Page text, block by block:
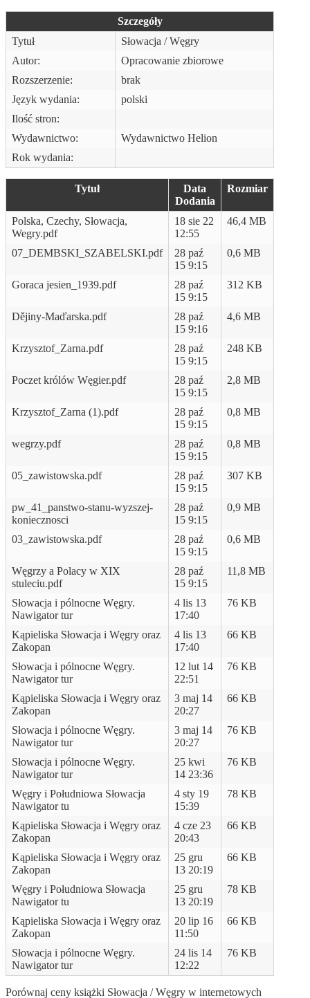
Szczegóły
Tytuł
Słowacja / Węgry
Autor:
Opracowanie zbiorowe
Rozszerzenie:
brak
Język wydania:
polski
Ilość stron:
Wydawnictwo:
Wydawnictwo Helion
Rok wydania:
Tytuł
Data
Dodania
Rozmiar
Polska, Czechy, Słowacja,
Wegry.pdf
18 sie 22
12:55
46,4 MB
07_DEMBSKI_SZABELSKI.pdf
28 paź
15 9:15
0,6 MB
Goraca jesien_1939.pdf
28 paź
15 9:15
312 KB
Dějiny-Maďarska.pdf
28 paź
15 9:16
4,6 MB
Krzysztof_Zarna.pdf
28 paź
15 9:15
248 KB
Poczet królów Węgier.pdf
28 paź
15 9:15
2,8 MB
Krzysztof_Zarna (1).pdf
28 paź
15 9:15
0,8 MB
wegrzy.pdf
28 paź
15 9:15
0,8 MB
05_zawistowska.pdf
28 paź
15 9:15
307 KB
pw_41_panstwo-stanu-wyzszej-
koniecznosci
28 paź
15 9:15
0,9 MB
03_zawistowska.pdf
28 paź
15 9:15
0,6 MB
Węgrzy a Polacy w XIX
stuleciu.pdf
28 paź
15 9:15
11,8 MB
Słowacja i pólnocne Węgry.
Nawigator tur
4 lis 13
17:40
76 KB
Kąpieliska Słowacja i Węgry oraz
Zakopan
4 lis 13
17:40
66 KB
Słowacja i pólnocne Węgry.
Nawigator tur
12 lut 14
22:51
76 KB
Kąpieliska Słowacja i Węgry oraz
Zakopan
3 maj 14
20:27
66 KB
Słowacja i pólnocne Węgry.
Nawigator tur
3 maj 14
20:27
76 KB
Słowacja i pólnocne Węgry.
Nawigator tur
25 kwi
14 23:36
76 KB
Węgry i Południowa Słowacja
Nawigator tu
4 sty 19
15:39
78 KB
Kąpieliska Słowacja i Węgry oraz
Zakopan
4 cze 23
20:43
66 KB
Kąpieliska Słowacja i Węgry oraz
Zakopan
25 gru
13 20:19
66 KB
Węgry i Południowa Słowacja
Nawigator tu
25 gru
13 20:19
78 KB
Kąpieliska Słowacja i Węgry oraz
Zakopan
20 lip 16
11:50
66 KB
Słowacja i pólnocne Węgry.
Nawigator tur
24 lis 14
12:22
76 KB
Porównaj ceny książki Słowacja / Węgry w internetowych